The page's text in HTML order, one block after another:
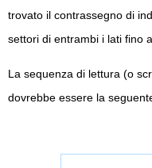
trovato il contrassegno di
settori di entrambi i lati fino
La sequenza di lettura (o
dovrebbe essere la